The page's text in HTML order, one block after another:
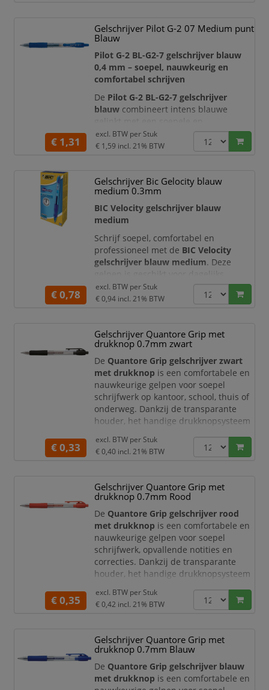
voor het corrigeren van teksten, het
aanbrengen van opmerkingen, het
markeren van belangrijke informatie
Gelschrijver Pilot G-2 07 Medium punt
Blauw
Pilot G-2 BL-G2-7 gelschrijver blauw
0,4 mm – soepel, nauwkeurig en
comfortabel schrijven
De Pilot G-2 BL-G2-7 gelschrijver
blauw combineert intens blauwe
nauwkeurige schrijfervaring. De punt
van 0,7 mm produceert een schrijflijn
notities, formulieren, correspondentie
en dagelijks schrijfwerk.
De ergonomische rubberen grip biedt
extra controle e
€ 1,31
excl. BTW per Stuk
€ 1,59 incl. 21% BTW
Gelschrijver Bic Gelocity blauw
medium 0.3mm
BIC Velocity gelschrijver blauw
medium
Schrijf soepel, comfortabel en
professioneel met de BIC Velocity
gelschrijver blauw medium. Deze
schrijfwerk op kantoor, school, thuis of
aan de balie. De blauwe gelinkt zorgt
papier.
De BIC Velocity gelschrijver is voorzien
van eenrubberen gripvoor extra
comfort en controle tijdens het sc
€ 0,78
excl. BTW per Stuk
€ 0,94 incl. 21% BTW
Gelschrijver Quantore Grip met
drukknop 0.7mm zwart
De Quantore Grip gelschrijver zwart
met drukknop is een comfortabele en
nauwkeurige gelpen voor soepel
schrijfwerk op kantoor, school, thuis of
onderweg. Dankzij de transparante
houder, het handige drukknopsysteem
en gecontroleerd, ook tijdens langere
schrijfsessies. De zwarte gelinkt en
zorgen voor een heldere, vloeiende en
professionele lijn.
Soepel schrijven met zwarte gel
€ 0,33
excl. BTW per Stuk
€ 0,40 incl. 21% BTW
Gelschrijver Quantore Grip met
drukknop 0.7mm Rood
De Quantore Grip gelschrijver rood
met drukknop is een comfortabele en
nauwkeurige gelpen voor soepel
schrijfwerk, opvallende notities en
correcties. Dankzij de transparante
houder, het handige drukknopsysteem
en gecontroleerd, ook tijdens langere
schrijfsessies. De rode gelinkt en
zorgen voor een heldere, vloeiende en
goed zichtbare lijn.
Soepel schrijven met rode gelinkt
€ 0,35
excl. BTW per Stuk
€ 0,42 incl. 21% BTW
Gelschrijver Quantore Grip met
drukknop 0.7mm Blauw
De Quantore Grip gelschrijver blauw
met drukknop is een comfortabele en